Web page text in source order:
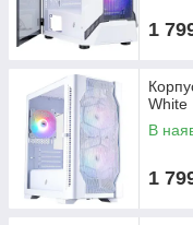
1
White
В
1